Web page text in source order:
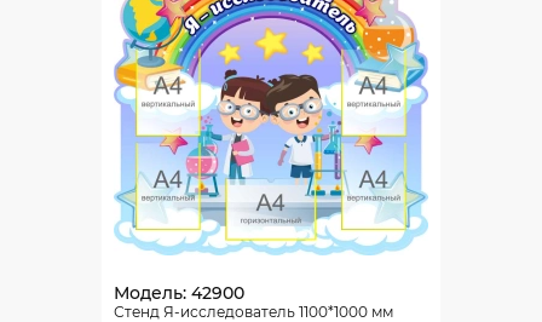
Модель: 42900
Стенд Я-исследователь 1100*1000 мм